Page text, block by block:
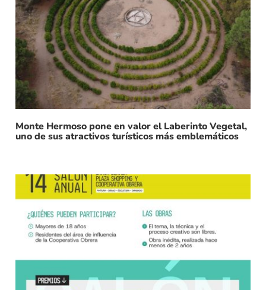
Monte Hermoso pone en valor el Laberinto Vegetal,
uno de sus atractivos turísticos más emblemáticos